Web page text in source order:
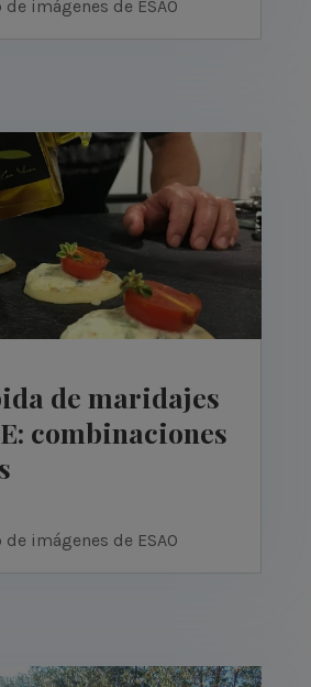
de imágenes de ESAO
de maridajes
combinaciones
imágenes de ESAO